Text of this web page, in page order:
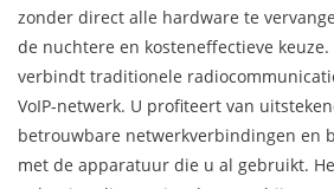
zonder direct alle hardware te
de nuchtere en kosteneffectieve keuze.
verbindt traditionele
VoIP-netwerk. U profiteert van
betrouwbare netwerkverbindingen en
met de apparatuur die u al gebruikt.